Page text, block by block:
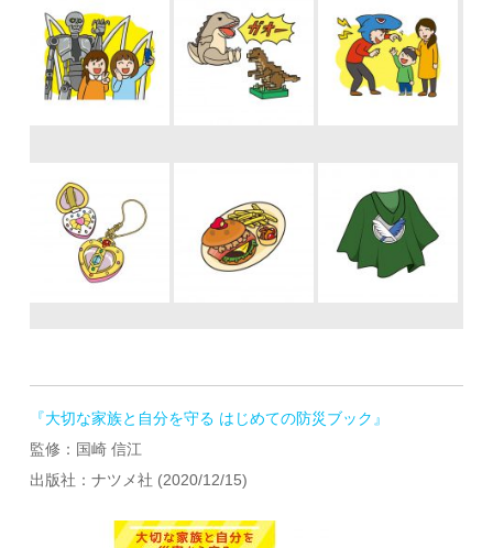
『大切な家族と自分を守る はじめての防災ブック』
監修：国崎 信江
出版社：ナツメ社 (2020/12/15)